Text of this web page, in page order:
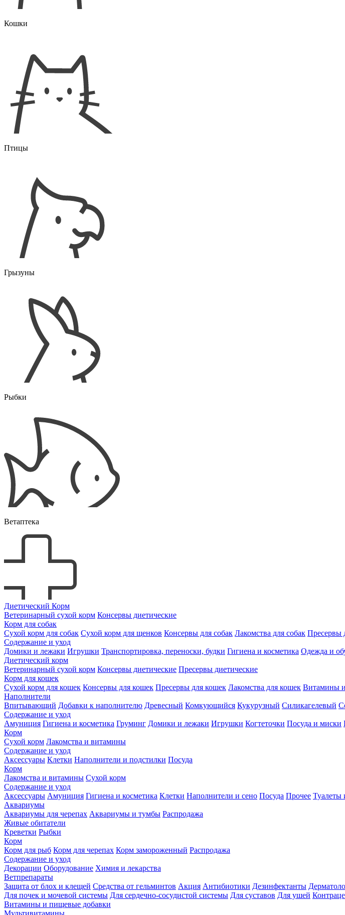
Кошки
Птицы
Грызуны
Рыбки
Ветаптека
Диетический Корм
Ветеринарный сухой корм Консервы диетические
Корм для собак
Сухой корм для собак Сухой корм для щенков Консервы для собак Лакомства для собак Пресервы
Содержание и уход
Домики и лежаки Игрушки Транспортировка, переноски, будки Гигиена и косметика Одежда и
Диетический корм
Ветеринарный сухой корм Консервы диетические Пресервы диетические
Корм для кошек
Сухой корм для кошек Консервы для кошек Пресервы для кошек Лакомства для кошек Витамины
Наполнители
Впитывающий Добавки к наполнителю Древесный Комкующийся Кукурузный Силикагелевый
Содержание и уход
Амуниция Гигиена и косметика Груминг Домики и лежаки Игрушки Когтеточки Посуда и миски
Корм
Сухой корм Лакомства и витамины
Содержание и уход
Аксессуары Клетки Наполнители и подстилки Посуда
Корм
Лакомства и витамины Сухой корм
Содержание и уход
Аксессуары Амуниция Гигиена и косметика Клетки Наполнители и сено Посуда Прочее Туалеты
Аквариумы
Аквариумы для черепах Аквариумы и тумбы Распродажа
Живые обитатели
Креветки Рыбки
Корм
Корм для рыб Корм для черепах Корм замороженный Распродажа
Содержание и уход
Декорации Оборудование Химия и лекарства
Ветпрепараты
Защита от блох и клещей Средства от гельминтов Акция Антибиотики Дезинфектанты
Для почек и мочевой системы Для сердечно-сосудистой системы Для суставов Для ушей
Витамины и пищевые добавки
Мультивитамины